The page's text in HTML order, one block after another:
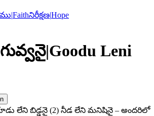
|Faithనిరీక్షణ|Hope
|Goodu Leni
లేని బిడ్డనై (2) నీడ లేని మనిషినై – అందరిలో